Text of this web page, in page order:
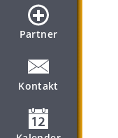
Partner
Kontakt